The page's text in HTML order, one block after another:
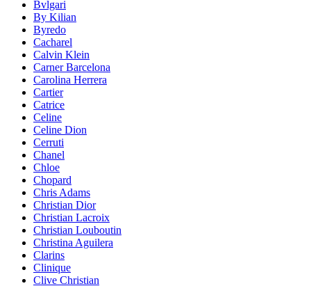
Bvlgari
By Kilian
Byredo
Cacharel
Calvin Klein
Carner Barcelona
Carolina Herrera
Cartier
Catrice
Celine
Celine Dion
Cerruti
Chanel
Chloe
Chopard
Chris Adams
Christian Dior
Christian Lacroix
Christian Louboutin
Christina Aguilera
Clarins
Clinique
Clive Christian